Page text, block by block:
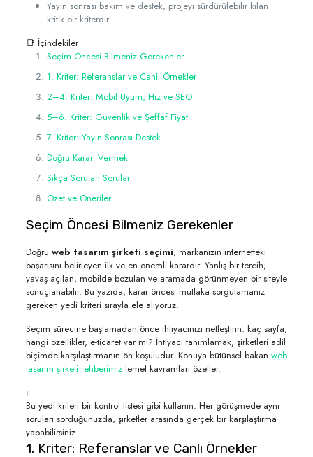
Yayın sonrası bakım ve destek, projeyi sürdürülebilir kılan
kritik bir kriterdir.
📑 İçindekiler
Seçim Öncesi Bilmeniz Gerekenler
1. Kriter: Referanslar ve Canlı Örnekler
2–4. Kriter: Mobil Uyum, Hız ve SEO
5–6. Kriter: Güvenlik ve Şeffaf Fiyat
7. Kriter: Yayın Sonrası Destek
Doğru Kararı Vermek
Sıkça Sorulan Sorular
Özet ve Öneriler
Seçim Öncesi Bilmeniz Gerekenler
Doğru web tasarım şirketi seçimi, markanızın internetteki
başarısını belirleyen ilk ve en önemli karardır. Yanlış bir tercih;
yavaş açılan, mobilde bozulan ve aramada görünmeyen bir siteyle
sonuçlanabilir. Bu yazıda, karar öncesi mutlaka sorgulamanız
gereken yedi kriteri sırayla ele alıyoruz.
Seçim sürecine başlamadan önce ihtiyacınızı netleştirin: kaç sayfa,
hangi özellikler, e-ticaret var mı? İhtiyacı tanımlamak, şirketleri adil
biçimde karşılaştırmanın ön koşuludur. Konuya bütünsel bakan web
tasarım şirketi rehberimiztemel kavramları özetler.
ℹ️
Bu yedi kriteri bir kontrol listesi gibi kullanın. Her görüşmede aynı
soruları sorduğunuzda, şirketler arasında gerçek bir karşılaştırma
yapabilirsiniz.
1. Kriter: Referanslar ve Canlı Örnekler